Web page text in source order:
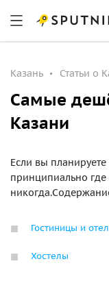
Казань Статьи о
Самые
Казани
Если вы
принципиально где
Гостиницы и
Хостелы